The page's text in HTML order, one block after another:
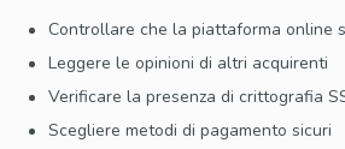
Controllare che la piattaforma online
Leggere le opinioni di altri acquirenti
Verificare la presenza di crittografia
Scegliere metodi di pagamento sicuri